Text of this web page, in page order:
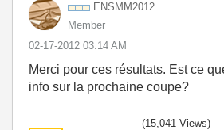
ENSMM2012
Member
‎02-17-2012 03:14 AM
Merci pour ces résultats. Est ce
info sur la prochaine coupe?
(15,041 Views)